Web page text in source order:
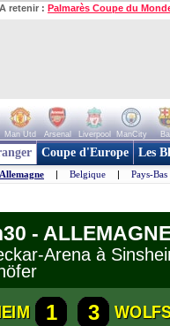
A retenir : Palmarès Coupe du
Man Utd Arsenal Liverpool ManCity
Coupe d'Europe Les
Allemagne | Belgique | Pays-Bas
-
Arena à
1 3